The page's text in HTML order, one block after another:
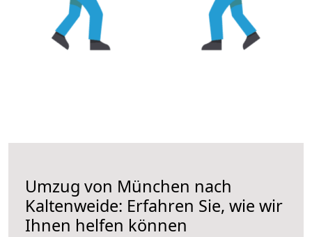
Umzug von München nach
Kaltenweide: Erfahren Sie, wie wir
Ihnen helfen können